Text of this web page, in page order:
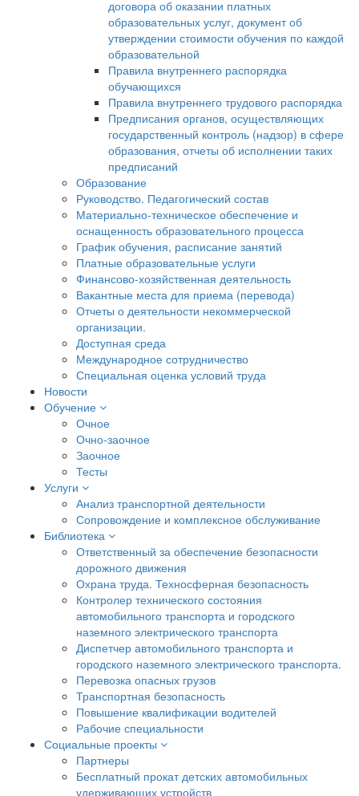
договора об оказании платных
образовательных услуг, документ об
утверждении стоимости обучения по каждой
образовательной
Правила внутреннего распорядка
обучающихся
Правила внутреннего трудового распорядка
Предписания органов, осуществляющих
государственный контроль (надзор) в сфере
образования, отчеты об исполнении таких
предписаний
Образование
Руководство. Педагогический состав
Материально-техническое обеспечение и
оснащенность образовательного процесса
График обучения, расписание занятий
Платные образовательные услуги
Финансово-хозяйственная деятельность
Вакантные места для приема (перевода)
Отчеты о деятельности некоммерческой
организации.
Доступная среда
Международное сотрудничество
Специальная оценка условий труда
Новости
Обучение
Очное
Очно-заочное
Заочное
Тесты
Услуги
Анализ транспортной деятельности
Сопровождение и комплексное обслуживание
Библиотека
Ответственный за обеспечение безопасности
дорожного движения
Охрана труда. Техносферная безопасность
Контролер технического состояния
автомобильного транспорта и городского
наземного электрического транспорта
Диспетчер автомобильного транспорта и
городского наземного электрического транспорта.
Перевозка опасных грузов
Транспортная безопасность
Повышение квалификации водителей
Рабочие специальности
Социальные проекты
Партнеры
Бесплатный прокат детских автомобильных
удерживающих устройств